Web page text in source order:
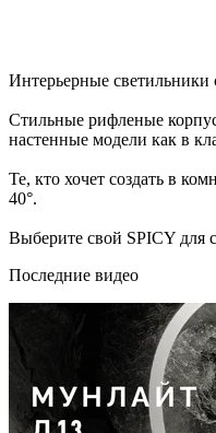
Интерьерные светильники
Стильные рифленые
настенные модели как в
Те, кто хочет создать в
40°.
Выберите свой SPICY для
Последние видео